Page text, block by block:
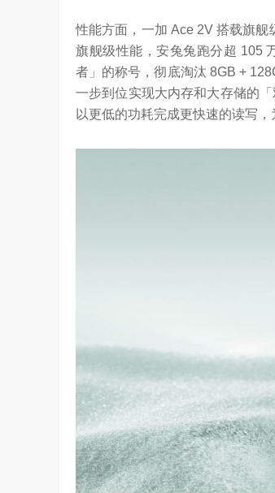
性能方面，一加 Ace 2V 搭载旗
旗舰级性能，安兔兔跑分超 105
者」的称号，彻底淘汰 8GB +
一步到位实现大内存和大存储的
以更低的功耗完成更快速的读写，